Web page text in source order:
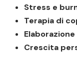
Stress e
Terapia di
Crescita